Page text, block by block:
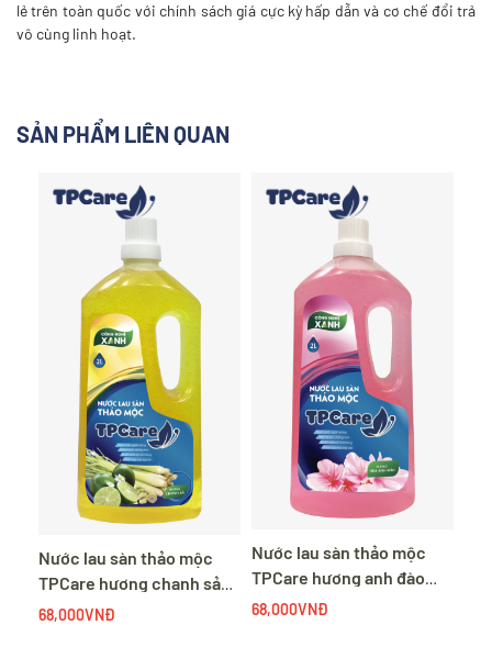
lẻ trên toàn quốc với chính sách giá cực kỳ hấp dẫn và cơ chế đổi trả
vô cùng linh hoạt.
SẢN PHẨM LIÊN QUAN
Nước lau sàn thảo mộc
TPCare hương chanh sả
can 2 lít
68,000VNĐ
Nước lau sàn thảo mộc
TPCare hương anh đào
can 2 lít
68,000VNĐ